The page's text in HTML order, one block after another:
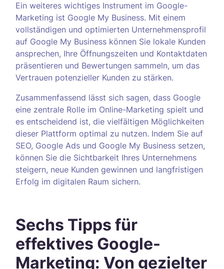
Ein weiteres wichtiges Instrument im Google-
Marketing ist Google My Business. Mit einem
vollständigen und optimierten Unternehmensprofil
auf Google My Business können Sie lokale Kunden
ansprechen, Ihre Öffnungszeiten und Kontaktdaten
präsentieren und Bewertungen sammeln, um das
Vertrauen potenzieller Kunden zu stärken.
Zusammenfassend lässt sich sagen, dass Google
eine zentrale Rolle im Online-Marketing spielt und
es entscheidend ist, die vielfältigen Möglichkeiten
dieser Plattform optimal zu nutzen. Indem Sie auf
SEO, Google Ads und Google My Business setzen,
können Sie die Sichtbarkeit Ihres Unternehmens
steigern, neue Kunden gewinnen und langfristigen
Erfolg im digitalen Raum sichern.
Sechs Tipps für
effektives Google-
Marketing: Von gezielter